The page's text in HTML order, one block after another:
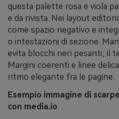
questa palette rosa e viola
e da rivista. Nei layout
come spazio negativo e
o intestazioni di sezione.
evita blocchi neri pesanti; il
Margini coerenti e linee
ritmo elegante fra le pagine.
Esempio immagine di
con media.io